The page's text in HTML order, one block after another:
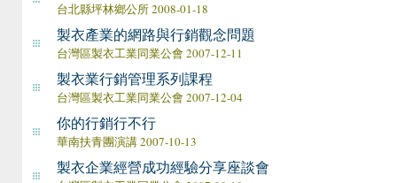
台北縣坪林鄉公所 2008-01-18
製衣產業的網路與行銷觀念問題
台灣區製衣工業同業公會 2007-12-11
製衣業行銷管理系列課程
台灣區製衣工業同業公會 2007-12-04
你的行銷行不行
華南扶青團演講 2007-10-13
製衣企業經營成功經驗分享座談會